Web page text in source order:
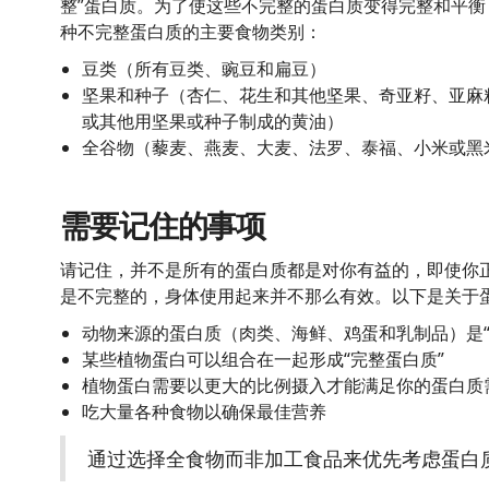
整”蛋白质。为了使这些不完整的蛋白质变得完整和平
种不完整蛋白质的主要食物类别：
豆类（所有豆类、豌豆和扁豆）
坚果和种子（杏仁、花生和其他坚果、奇亚籽、亚
或其他用坚果或种子制成的黄油）
全谷物（藜麦、燕麦、大麦、法罗、泰福、小米或
需要记住的事项
请记住，并不是所有的蛋白质都是对你有益的，即使
是不完整的，身体使用起来并不那么有效。以下是关于
动物来源的蛋白质（肉类、海鲜、鸡蛋和乳制品）
某些植物蛋白可以组合在一起形成“完整蛋白质”
植物蛋白需要以更大的比例摄入才能满足你的蛋白质
吃大量各种食物以确保最佳营养
通过选择全食物而非加工食品来优先考虑蛋